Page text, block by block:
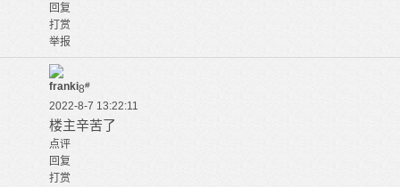
回复
打赏
举报
franki8#
2022-8-7 13:22:11
楼主辛苦了
点评
回复
打赏